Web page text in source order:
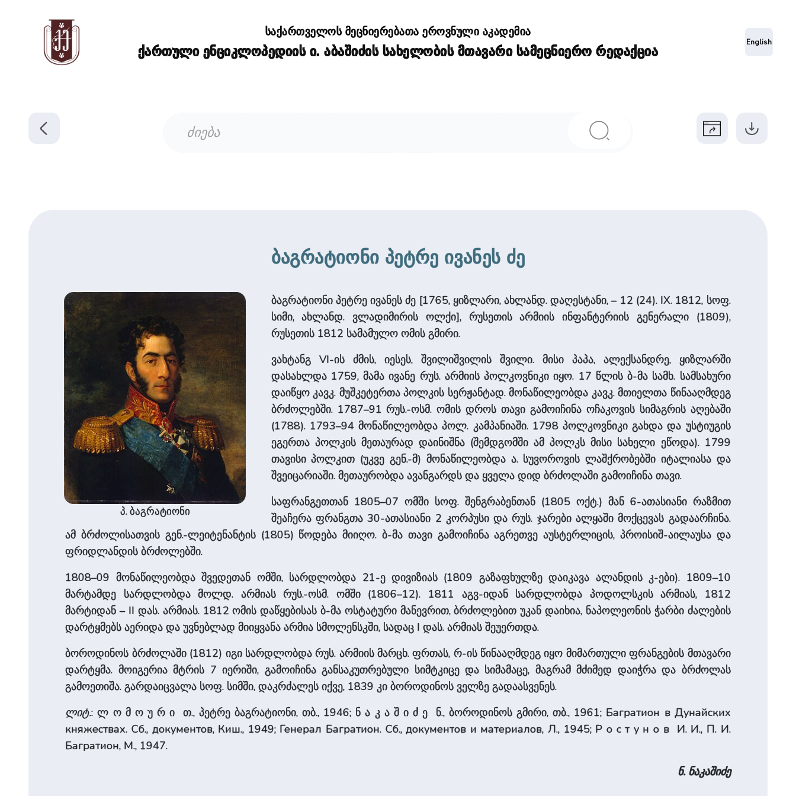
საქართველოს მეცნიერებათა ეროვნული აკადემია
ქართული ენციკლოპედიის ი. აბაშიძის სახელობის მთავარი სამეცნიერო რედაქცია
English
ბაგრატიონი პეტრე ივანეს ძე
პ. ბაგრატიონი
ბაგრატიონი პეტრე ივანეს ძე [1765, ყიზლარი, ახლანდ. დაღესტანი, – 12 (24). IX. 1812, სოფ.
სიმი, ახლანდ. ვლადიმირის ოლქი], რუსეთის არმიის ინფანტერიის გენერალი (1809),
რუსეთის 1812 სამამულო ომის გმირი.
ვახტანგ VI-ის ძმის, იესეს, შვილიშვილის შვილი. მისი პაპა, ალექსანდრე, ყიზლარში
დასახლდა 1759, მამა ივანე რუს. არმიის პოლკოვნიკი იყო. 17 წლის ბ-მა სამხ. სამსახური
დაიწყო კავკ. მუშკეტერთა პოლკის სერჟანტად. მონაწილეობდა კავკ. მთიელთა წინააღმდეგ
ბრძოლებში. 1787–91 რუს.-ოსმ. ომის დროს თავი გამოიჩინა ოჩაკოვის სიმაგრის აღებაში
(1788). 1793–94 მონაწილეობდა პოლ. კამპანიაში. 1798 პოლკოვნიკი გახდა და უსტიუგის
ეგერთა პოლკის მეთაურად დაინიშნა (შემდგომში ამ პოლკს მისი სახელი ეწოდა). 1799
თავისი პოლკით (უკვე გენ.-მ) მონაწილეობდა ა. სუვოროვის ლაშქრობებში იტალიასა და
შვეიცარიაში. მეთაურობდა ავანგარდს და ყველა დიდ ბრძოლაში გამოიჩინა თავი.
საფრანგეთთან 1805–07 ომში სოფ. შენგრაბენთან (1805 ოქტ.) მან 6-ათასიანი რაზმით
შეაჩერა ფრანგთა 30-ათასიანი 2 კორპუსი და რუს. ჯარები ალყაში მოქცევას გადაარჩინა.
ამ ბრძოლისათვის გენ.-ლეიტენანტის (1805) წოდება მიიღო. ბ-მა თავი გამოიჩინა აგრეთვე აუსტერლიცის, პროისიშ-აილაუსა და
ფრიდლანდის ბრძოლებში.
1808–09 მონაწილეობდა შვედეთან ომში, სარდლობდა 21-ე დივიზიას (1809 გაზაფხულზე დაიკავა ალანდის კ-ები). 1809–10
მარტამდე სარდლობდა მოლდ. არმიას რუს.-ოსმ. ომში (1806–12). 1811 აგვ-იდან სარდლობდა პოდოლსკის არმიას, 1812
მარტიდან – II დას. არმიას. 1812 ომის დაწყებისას ბ-მა ოსტატური მანევრით, ბრძოლებით უკან დაიხია, ნაპოლეონის ჭარბი ძალების
დარტყმებს აერიდა და უვნებლად მიიყვანა არმია სმოლენსკში, სადაც I დას. არმიას შეუერთდა.
ბოროდინოს ბრძოლაში (1812) იგი სარდლობდა რუს. არმიის მარცხ. ფრთას, რ-ის წინააღმდეგ იყო მიმართული ფრანგების მთავარი
დარტყმა. მოიგერია მტრის 7 იერიში, გამოიჩინა განსაკუთრებული სიმტკიცე და სიმამაცე, მაგრამ მძიმედ დაიჭრა და ბრძოლას
გამოეთიშა. გარდაიცვალა სოფ. სიმში, დაკრძალეს იქვე, 1839 კი ბოროდინოს ველზე გადაასვენეს.
ლიტ.: ლ ო მ ო უ რ ი თ., პეტრე ბაგრატიონი, თბ., 1946; ნ ა კ ა შ ი ძ ე ნ., ბოროდინოს გმირი, თბ., 1961; Багратион в Дунайских
княжествах. Сб., документов, Киш., 1949; Генерал Багратион. Сб., документов и материалов, Л., 1945; Р о с т у н о в И. И., П. И.
Багратион, М., 1947.
ნ. ნაკაშიძე